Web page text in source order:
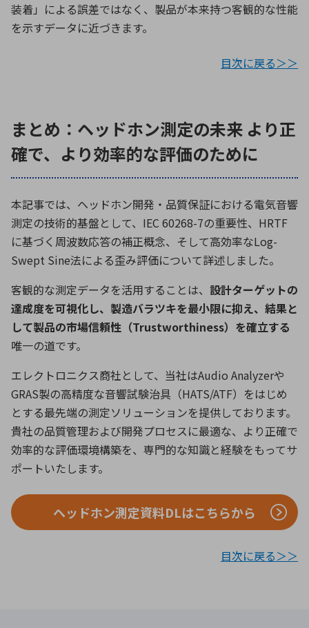
装着」による誤差ではなく、製品が本来持つ客観的な性能
を示すデータに近づきます。
目次に戻る＞＞
まとめ：ヘッドホン測定の未来 より正
確で、より効率的な評価のために
本記事では、ヘッドホン開発・品質保証における電気音響
測定の技術的基盤として、 IEC 60268-7の重要性、 HRTF
に基づく周波数応答の補正概念、そして高効率なLog-
Swept Sine法による歪み評価について詳述しました。
客観的な測定データを活用することは、 設計ターゲットの
達成度を可視化し、製造バラツキを最小限に抑え、結果と
して製品の市場信頼性（Trustworthiness）を確立する
唯一の道です。
エレクトロニクス商社として、当社はAudio Analyzerや
GRAS製の高精度な音響試験治具（HATS/ATF）をはじめ
とする最先端の測定ソリューションを提供しております。
貴社の品質管理および開発プロセスに最適な、より正確で
効率的な評価環境構築を、専門的な知識と経験をもってサ
ポートいたします。
ヘッドホン測定資料DLはこちらから
目次に戻る＞＞